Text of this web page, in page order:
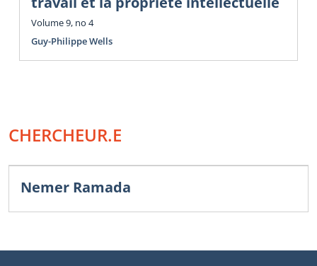
Volume 9, no 4
Guy-Philippe Wells
CHERCHEUR.E
Nemer Ramada